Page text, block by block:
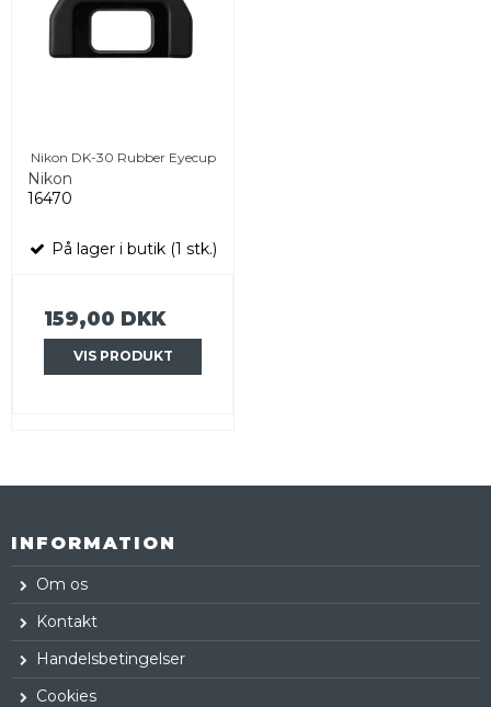
Nikon DK-30 Rubber Eyecup
Nikon
16470
På lager i butik (1 stk.)
159,00 DKK
VIS PRODUKT
INFORMATION
Om os
Kontakt
Handelsbetingelser
Cookies